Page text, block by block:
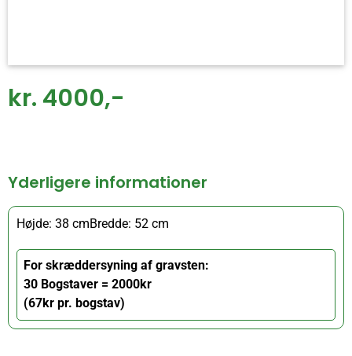
kr. 4000,-
Yderligere informationer
Højde: 38 cmBredde: 52 cm
For skræddersyning af gravsten:
30 Bogstaver = 2000kr
(67kr pr. bogstav)